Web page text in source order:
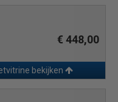
€ 448,00
bekijken